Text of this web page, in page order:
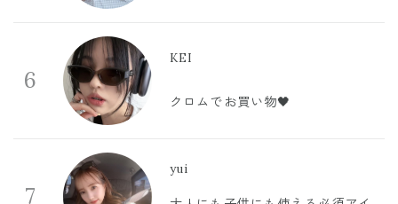
6
KEI
クロムでお買い物🖤
7
yui